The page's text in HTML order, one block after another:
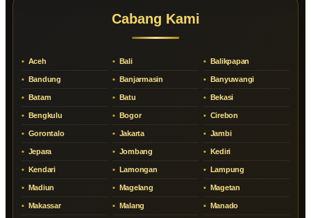
Cabang Kami
Aceh Bali Balikpapan
Bandung Banjarmasin Banyuwangi
Batam Batu Bekasi
Bengkulu Bogor Cirebon
Gorontalo Jakarta Jambi
Jepara Jombang Kediri
Kendari Lamongan Lampung
Madiun Magelang Magetan
Makassar Malang Manado